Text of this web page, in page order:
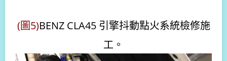
(圖5)BENZ CLA45 引擎抖動點火系統檢修施
工。